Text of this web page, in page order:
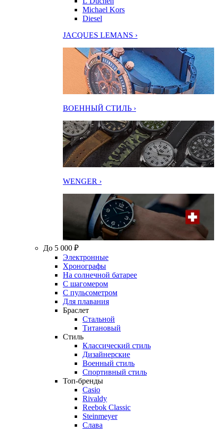
Michael Kors
Diesel
JACQUES LEMANS ›
ВОЕННЫЙ СТИЛЬ ›
WENGER ›
До 5 000 ₽
Электронные
Хронографы
На солнечной батарее
С шагомером
С пульсометром
Для плавания
Браслет
Стальной
Титановый
Стиль
Классический стиль
Дизайнерские
Военный стиль
Спортивный стиль
Топ-бренды
Casio
Rivaldy
Reebok Classic
Steinmeyer
Слава